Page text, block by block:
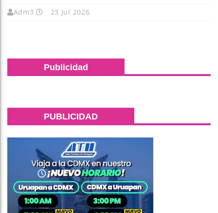
Adm3 23 Jul 2026
Publicidad
PUBLICIDAD